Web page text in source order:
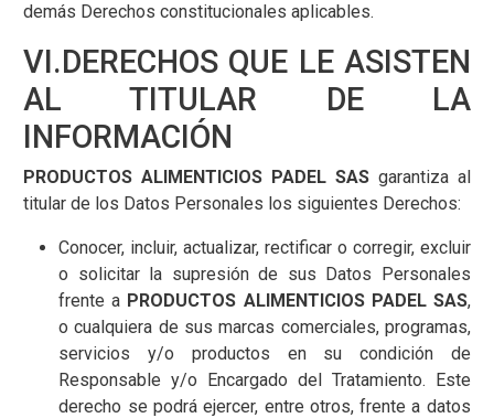
demás Derechos constitucionales aplicables.
VI.DERECHOS QUE LE ASISTEN
AL TITULAR DE LA
INFORMACIÓN
PRODUCTOS ALIMENTICIOS PADEL SAS garantiza al
titular de los Datos Personales los siguientes Derechos:
Conocer, incluir, actualizar, rectificar o corregir, excluir
o solicitar la supresión de sus Datos Personales
frente a PRODUCTOS ALIMENTICIOS PADEL SAS,
o cualquiera de sus marcas comerciales, programas,
servicios y/o productos en su condición de
Responsable y/o Encargado del Tratamiento. Este
derecho se podrá ejercer, entre otros, frente a datos